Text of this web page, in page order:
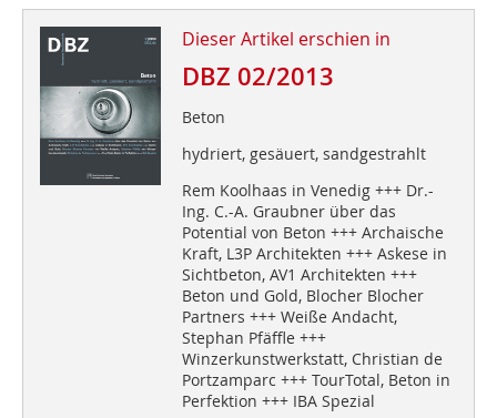
Dieser Artikel erschien in
DBZ 02/2013
Beton
hydriert, gesäuert, sandgestrahlt
Rem Koolhaas in Venedig +++ Dr.-
Ing. C.-A. Graubner über das
Potential von Beton +++ Archaische
Kraft, L3P Architekten +++ Askese in
Sichtbeton, AV1 Architekten +++
Beton und Gold, Blocher Blocher
Partners +++ Weiße Andacht,
Stephan Pfäffle +++
Winzerkunstwerkstatt, Christian de
Portzamparc +++ TourTotal, Beton in
Perfektion +++ IBA Spezial